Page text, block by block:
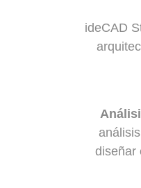
ideCAD
diseñar